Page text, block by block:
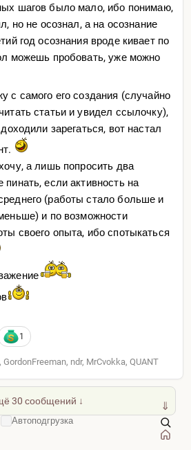
шагов было мало, ибо понимаю,
но не осознал, а на осознание
год осознания вроде кивает по
можешь пробовать, уже можно
с самого его создания (случайно
статьи и увидел ссылочку),
зарегаться, вот настал
а лишь попросить два
если активность на
(работы стало больше и
и по возможности
своего опыта, ибо спотыкаться
1
ndr, MrCvokka, QUANT
30 сообщений ↓
Автоподгрузка
⇓